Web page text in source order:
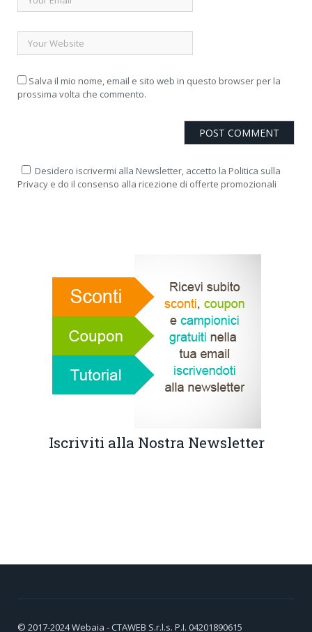
Salva il mio nome, email e sito web in questo browser per la
prossima volta che commento.
Desidero iscrivermi alla Newsletter, accetto la Politica sulla
Privacy e do il consenso alla ricezione di offerte promozionali
Iscriviti alla Nostra Newsletter
© 2017-2024Webaia - CTAWEB S.r.l.s. P.I. 04201890615